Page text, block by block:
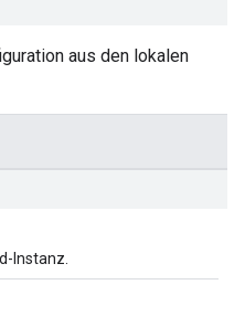
aus den lokalen
Instanz.